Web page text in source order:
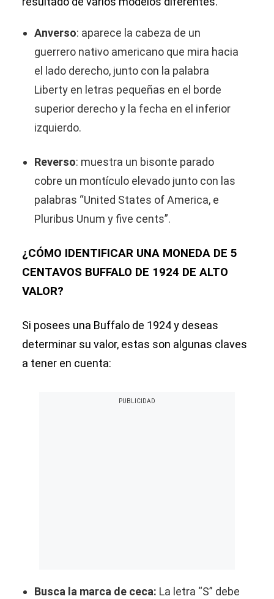
Anverso: aparece la cabeza de un
guerrero nativo americano que mira hacia
el lado derecho, junto con la palabra
Liberty en letras pequeñas en el borde
superior derecho y la fecha en el inferior
izquierdo.
Reverso: muestra un bisonte parado
cobre un montículo elevado junto con las
palabras “United States of America, e
Pluribus Unum y five cents”.
¿CÓMO IDENTIFICAR UNA MONEDA DE 5
CENTAVOS BUFFALO DE 1924 DE ALTO
VALOR?
Si posees una Buffalo de 1924 y deseas
determinar su valor, estas son algunas claves
a tener en cuenta:
Busca la marca de ceca: La letra “S” debe